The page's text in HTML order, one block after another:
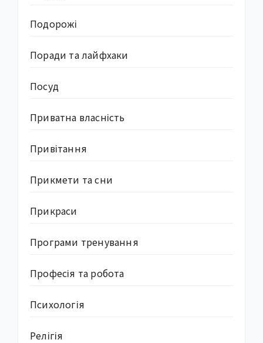
Подорожі
Поради та лайфхаки
Посуд
Приватна власність
Привітання
Прикмети та сни
Прикраси
Програми тренування
Професія та робота
Психологія
Релігія